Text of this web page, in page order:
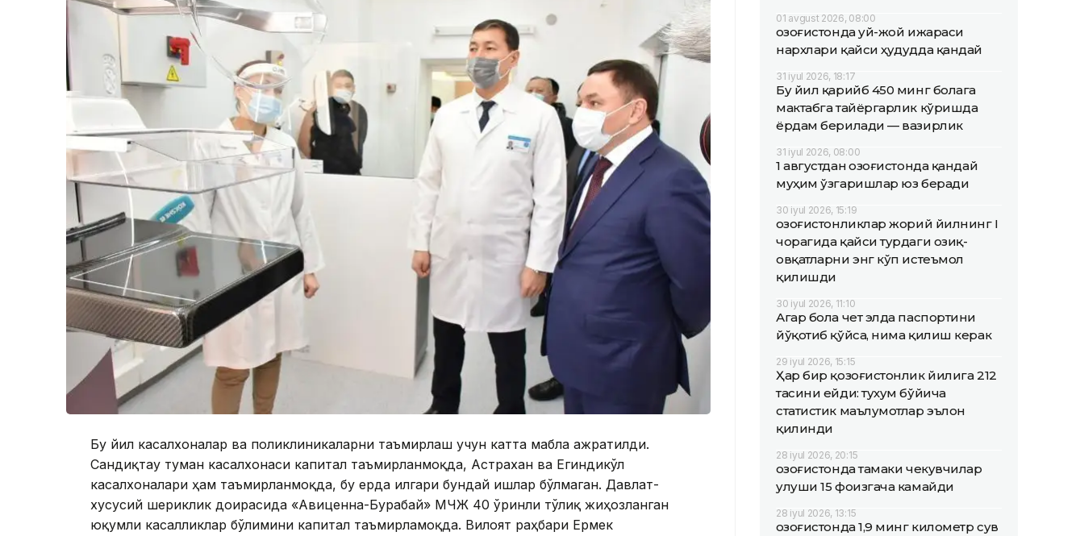
Бу йил касалхоналар ва поликлиникаларни таъмирлаш учун катта маблағ ажратилди.
Сандиқтау туман касалхонаси капитал таъмирланмоқда, Астрахан ва Егиндикўл
касалхоналари ҳам таъмирланмоқда, бу ерда илгари бундай ишлар бўлмаган. Давлат-
хусусий шериклик доирасида «Авиценна-Бурабай» МЧЖ 40 ўринли тўлиқ жиҳозланган
юқумли касалликлар бўлимини капитал таъмирламоқда. Вилоят раҳбари Ермек
01 avgust 2026, 08:00
Қозоғистонда уй-жой ижараси
нархлари қайси ҳудудда қандай
31 iyul 2026, 18:17
Бу йил қарийб 450 минг болага
мактабга тайёргарлик кўришда
ёрдам берилади — вазирлик
31 iyul 2026, 08:00
1 августдан Қозоғистонда қандай
муҳим ўзгаришлар юз беради
30 iyul 2026, 15:19
Қозоғистонликлар жорий йилнинг I
чорагида қайси турдаги озиқ-
овқатларни энг кўп истеъмол
қилишди
30 iyul 2026, 11:10
Агар бола чет элда паспортини
йўқотиб қўйса, нима қилиш керак
29 iyul 2026, 15:15
Ҳар бир қозоғистонлик йилига 212
тасини ейди: тухум бўйича
статистик маълумотлар эълон
қилинди
28 iyul 2026, 20:15
Қозоғистонда тамаки чекувчилар
улуши 15 фоизгача камайди
28 iyul 2026, 13:15
Қозоғистонда 1,9 минг километр сув